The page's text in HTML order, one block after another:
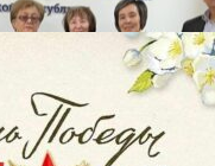
СУЗАКТА 750
ПАЙДАЛАНУУГА
07.08.2025
Улуу Жеңиштин
29.04.2025